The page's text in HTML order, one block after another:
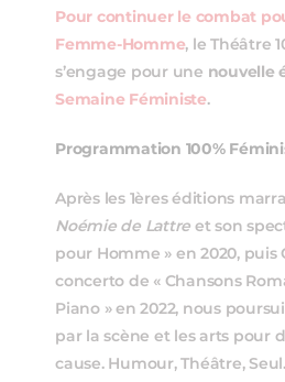
Pour continuer le combat
Femme-Homme, le Théâtre
s’engage pour une nouvelle
Semaine Féministe.
Programmation 100%
Après les 1ères éditions
Noémie de Lattre et son
pour Homme » en 2020, puis
concerto de « Chansons
Piano » en 2022, nous
par la scène et les arts pour
cause. Humour, Théâtre,